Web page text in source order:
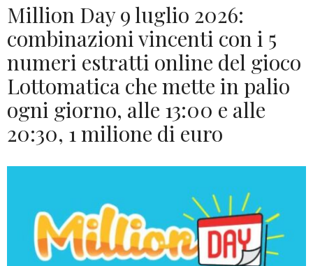
Million Day 9 luglio 2026:
combinazioni vincenti con i 5
numeri estratti online del gioco
Lottomatica che mette in palio
ogni giorno, alle 13:00 e alle
20:30, 1 milione di euro